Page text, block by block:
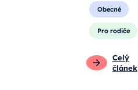
Obecné
Pro rodiče
Celý
článek